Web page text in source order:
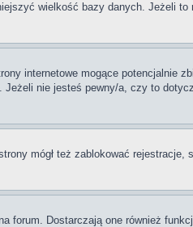
wielkość bazy danych. Jeżeli to
internetowe mogące potencjalnie
nie jesteś pewny/a, czy to
mógł też zablokować
forum. Dostarczają one również